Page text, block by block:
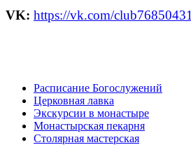
VK: https://vk.com/club76850431
Расписание Богослужений
Церковная лавка
Экскурсии в монастыре
Монастырская пекарня
Столярная мастерская